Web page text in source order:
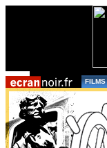
FILMS